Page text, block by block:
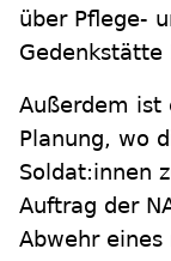
über Pflege-
Gedenkstätte
Außerdem ist
Planung, wo
Soldat:innen
Auftrag der
Abwehr eines